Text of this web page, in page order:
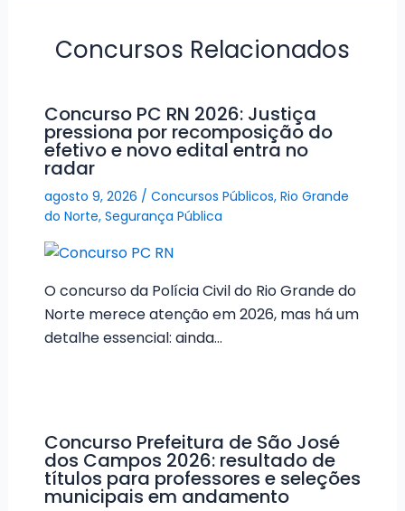
Concursos Relacionados
Concurso PC RN 2026: Justiça
pressiona por recomposição do
efetivo e novo edital entra no
radar
agosto 9, 2026 / Concursos Públicos, Rio Grande
do Norte, Segurança Pública
O concurso da Polícia Civil do Rio Grande do
Norte merece atenção em 2026, mas há um
detalhe essencial: ainda…
Concurso Prefeitura de São José
dos Campos 2026: resultado de
títulos para professores e seleções
municipais em andamento